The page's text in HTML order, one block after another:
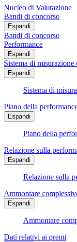
Nucleo di Valutazione
Bandi di concorso
Espandi
Bandi di concorso
Performance
Espandi
Sistema di
Espandi
Sistema di
Piano della
Espandi
Piano della
Relazione sulla
Espandi
Relazione sulla
Ammontare
Espandi
Ammontare
Dati relativi ai premi